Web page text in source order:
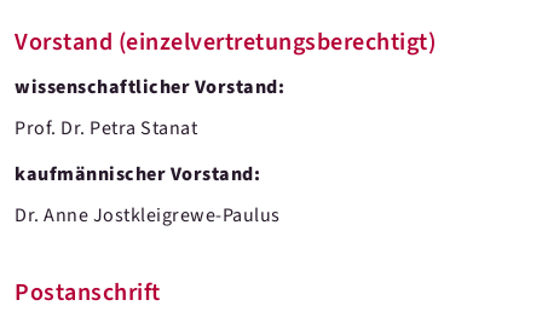
Vorstand (einzelvertretungsberechtigt)
wissenschaftlicher Vorstand:
Prof. Dr. Petra Stanat
kaufmännischer Vorstand:
Dr. Anne Jostkleigrewe-Paulus
Postanschrift